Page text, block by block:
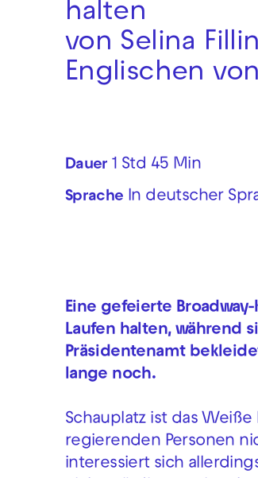
halten
von Selina
Englischen
Dauer 1 Std 45 Min
Sprache In deutscher
Eine gefeierte
Laufen halten, während
Präsidentenamt
lange noch.
Schauplatz ist das
regierenden Personen
interessiert sich